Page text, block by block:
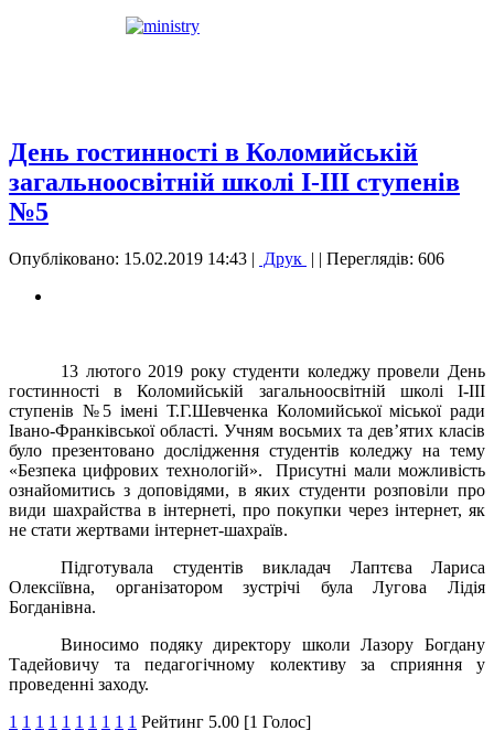
День гостинності в Коломийській
загальноосвітній школі І-ІІІ ступенів
№5
Опубліковано: 15.02.2019 14:43 | Друк | | Переглядів: 606
13 лютого 2019 року студенти коледжу провели День
гостинності в Коломийській загальноосвітній школі І-ІІІ
ступенів №5 імені Т.Г.Шевченка Коломийської міської ради
Івано-Франківської області. Учням восьмих та дев’ятих класів
було презентовано дослідження студентів коледжу на тему
«Безпека цифрових технологій». Присутні мали можливість
ознайомитись з доповідями, в яких студенти розповіли про
види шахрайства в інтернеті, про покупки через інтернет, як
не стати жертвами інтернет-шахраїв.
Підготувала студентів викладач Лаптєва Лариса
Олексіївна, організатором зустрічі була Лугова Лідія
Богданівна.
Виносимо подяку директору школи Лазору Богдану
Тадейовичу та педагогічному колективу за сприяння у
проведенні заходу.
1 1 1 1 1 1 1 1 1 1 Рейтинг 5.00 [1 Голос]